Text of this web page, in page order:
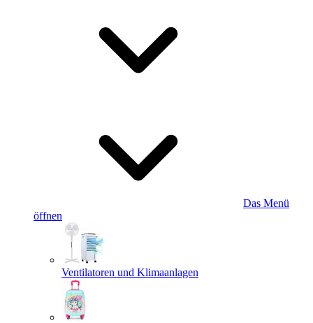
Das Menü
öffnen
Ventilatoren und Klimaanlagen